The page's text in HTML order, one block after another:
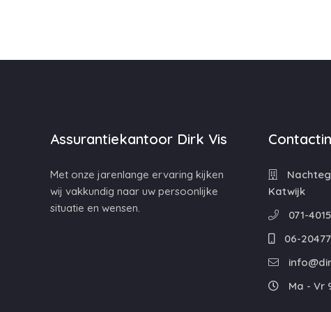
Assurantiekantoor Dirk Vis
Met onze jarenlange ervaring kijken
wij vakkundig naar uw persoonlijke
situatie en wensen.
Katwijk
071-
06-
Ma - Vr